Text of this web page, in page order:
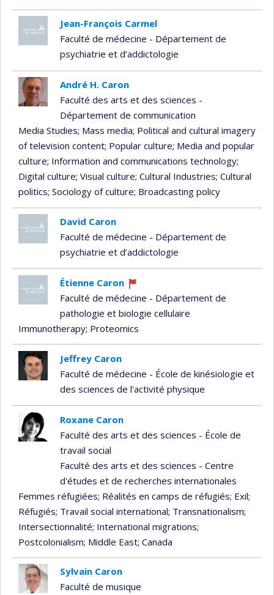
Jean-François Carmel
Faculté de médecine - Département de
psychiatrie et d’addictologie
André H. Caron
Faculté des arts et des sciences -
Département de communication
Media Studies; Mass media; Political and cultural imagery
of television content; Popular culture; Media and popular
culture; Information and communications technology;
Digital culture; Visual culture; Cultural Industries; Cultural
politics; Sociology of culture; Broadcasting policy
David Caron
Faculté de médecine - Département de
psychiatrie et d’addictologie
Étienne Caron
Currently
recruiting
Faculté de médecine - Département de
pathologie et biologie cellulaire
Immunotherapy; Proteomics
Jeffrey Caron
Faculté de médecine - École de kinésiologie et
des sciences de l'activité physique
Roxane Caron
Faculté des arts et des sciences - École de
travail social
Faculté des arts et des sciences - Centre
d'études et de recherches internationales
Femmes réfugiées; Réalités en camps de réfugiés; Exil;
Réfugiés; Travail social international; Transnationalism;
Intersectionnalité; International migrations;
Postcolonialism; Middle East; Canada
Sylvain Caron
Faculté de musique